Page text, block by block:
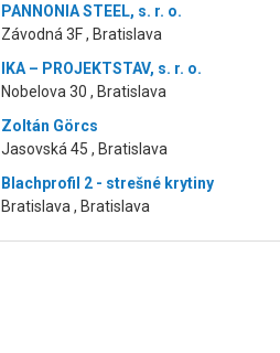
PANNONIA STEEL, s. r. o.
Závodná 3F , Bratislava
IKA – PROJEKTSTAV, s. r. o.
Nobelova 30 , Bratislava
Zoltán Görcs
Jasovská 45 , Bratislava
Blachprofil 2 - strešné krytiny
Bratislava , Bratislava